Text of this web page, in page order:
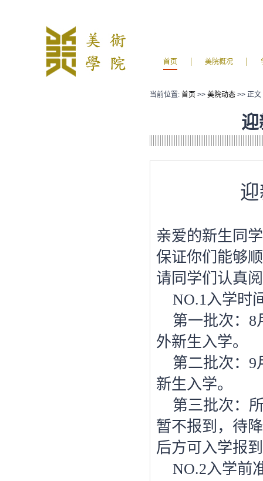
首页 美院概况
当前位置: 首页 >> 美院动态 >> 正文
亲爱的新生同
保证你们能够
请同学们认真
NO.1入学时
第一批次： 8
外新生入学。
第二批次： 9
新生入学。
第三批次：
暂不报到，待
后方可入学报
NO.2入学前